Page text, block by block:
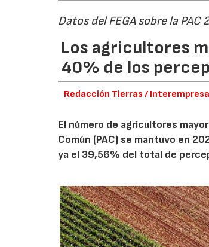
Datos del FEGA sobre la PAC
Los agricultores
40% de los
Redacción Tierras /
El número de agricultores
Común (PAC) se mantuvo en
ya el 39,56% del total de